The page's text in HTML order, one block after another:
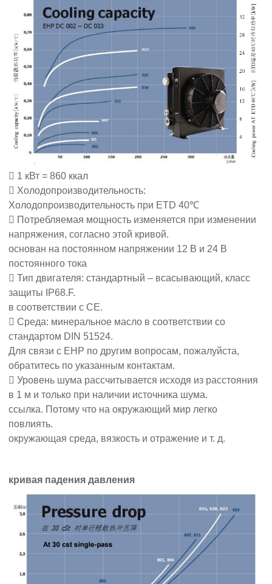
 1 кВт = 860 ккал
 Холодопроизводительность:
Холодопроизводительность при ETD 40℃
 Потребляемая мощность изменяется при изменении
напряжения, согласно этой кривой.
основан на постоянном напряжении 12 В и 24 В
постоянного тока
 Тип двигателя: стандартный – всасывающий, класс
защиты IP68.F.
в соответствии с CE.
 Среда: минеральное масло в соответствии со
стандартом DIN 51524.
Для связи с EHP по другим вопросам, пожалуйста,
обратитесь по указанным контактам.
 Уровень шума рассчитывается исходя из расстояния
в 1 м и только при наличии источника шума.
ссылка. Потому что на окружающий мир легко
повлиять.
окружающая среда, вязкость и отражение и т. д.
кривая падения давления